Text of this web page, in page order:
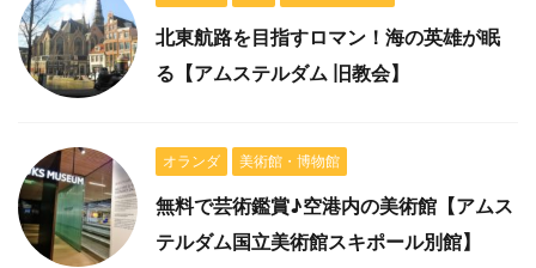
北東航路を目指すロマン！海の英雄が眠
る【アムステルダム 旧教会】
オランダ 美術館・博物館
無料で芸術鑑賞♪空港内の美術館【アムス
テルダム国立美術館スキポール別館】